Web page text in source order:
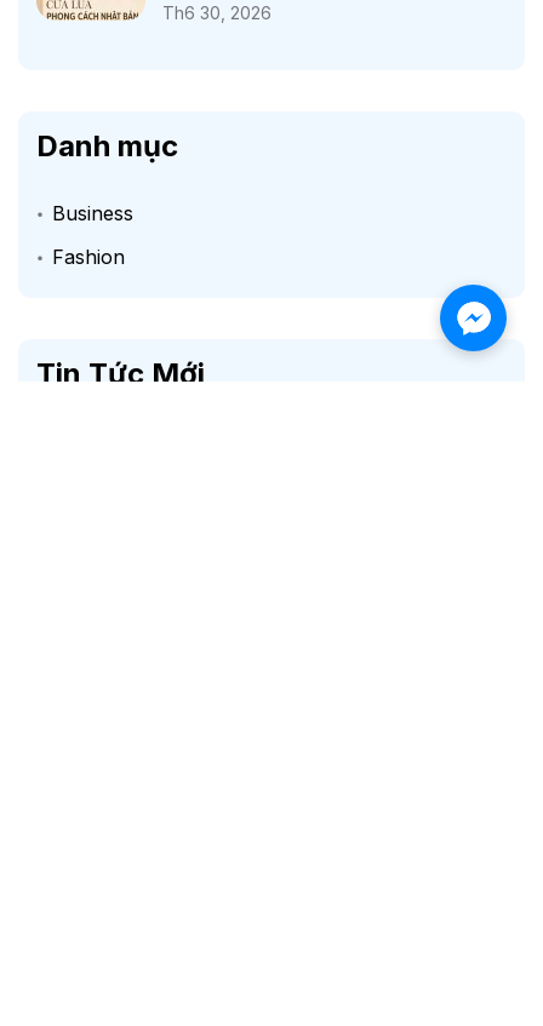
Th6 30, 2026
Danh mục
Business
Fashion
Tin Tức Mới